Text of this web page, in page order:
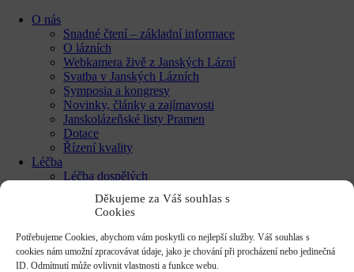
Děkujeme za Váš souhlas s
Cookies
Potřebujeme Cookies, abychom vám poskytli co nejlepší služby. Váš souhlas s
cookies nám umožní zpracovávat údaje, jako je chování při procházení nebo jedinečná
ID. Odmítnutí může ovlivnit vlastnosti a funkce webu.
O nás
Snadné čtení – základní informace
O lázních
Webkamera živě z Janských Lázní
Svatba v Janských Lázních
Symposia a kongresy
Novinky, články a zajímavosti
Janskolázeňské listy Pramen
Dotace
Řízení kvality
Léčba
Léčba dospělých
Procedury
Indikace a diagnózy
Lázeňské ubytování
Škola, školka, volný čas
Samoplátci